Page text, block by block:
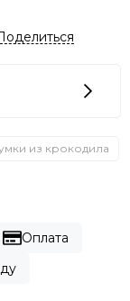
из крокодила
Оплата